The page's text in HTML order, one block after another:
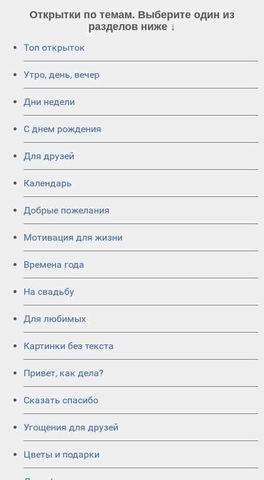
Открытки по темам. Выберите один из
разделов ниже ↓
Топ открыток
Утро, день, вечер
Дни недели
C днем рождения
Для друзей
Календарь
Добрые пожелания
Мотивация для жизни
Времена года
На свадьбу
Для любимых
Картинки без текста
Привет, как дела?
Сказать спасибо
Угощения для друзей
Цветы и подарки